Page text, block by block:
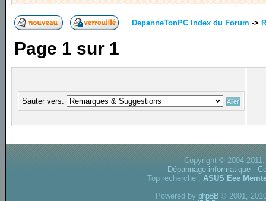
DepanneTonPC Index du Forum ->
Page 1 sur 1
Sauter vers:
Copyright © 2004-
Dépannage informatique -
Top recherche : ASUS Eee
Powered by phpBB © 2001,